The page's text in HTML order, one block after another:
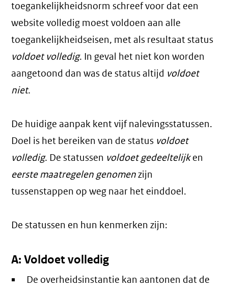
toegankelijkheidsnorm schreef voor dat een
website volledig moest voldoen aan alle
toegankelijkheidseisen, met als resultaat status
voldoet volledig. In geval het niet kon worden
aangetoond dan was de status altijd voldoet
niet.
De huidige aanpak kent vijf nalevingsstatussen.
Doel is het bereiken van de status voldoet
volledig. De statussen voldoet gedeeltelijken
eerste maatregelen genomenzijn
tussenstappen op weg naar het einddoel.
De statussen en hun kenmerken zijn:
A: Voldoet volledig
De overheidsinstantie kan aantonen dat de